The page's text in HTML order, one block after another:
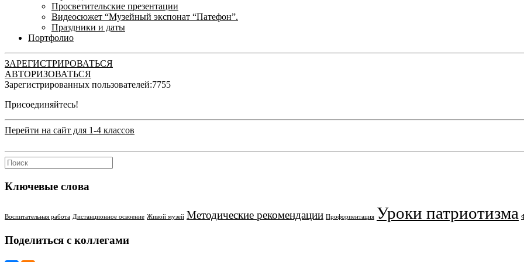
Просветительские презентации
Видеосюжет “Музейный экспонат “Патефон”.
Праздники и даты
Портфолио
ЗАРЕГИСТРИРОВАТЬСЯ
АВТОРИЗОВАТЬСЯ
Зарегистрированных пользователей:7755
Присоединяйтесь!
Перейти на сайт для 1-4 классов
Ключевые слова
Воспитательная работа Дистанционное освоение Живой музей Методические рекомендации Профориентация Уроки патриотизма
Поделиться с коллегами